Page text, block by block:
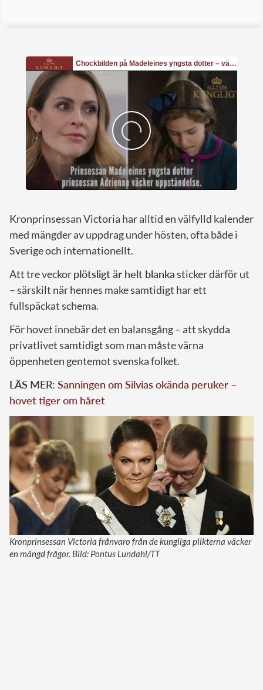
Kronprinsessan Victoria har alltid en välfylld kalender
med mängder av uppdrag under hösten, ofta både i
Sverige och internationellt.
Att tre veckorplötsligt är helt blankasticker därför ut
– särskilt när hennes make samtidigt har ett
fullspäckat schema.
För hovet innebär det en balansgång – att skydda
privatlivet samtidigt som man måste värna
öppenheten gentemot svenska folket.
LÄS MER: Sanningen om Silvias okända peruker –
hovet tiger om håret
Kronprinsessan Victoria frånvaro från de kungliga plikterna väcker
en mängd frågor. Bild: Pontus Lundahl/TT